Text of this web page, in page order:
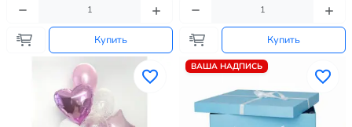
Купить Купить
ВАША НАДПИСЬ